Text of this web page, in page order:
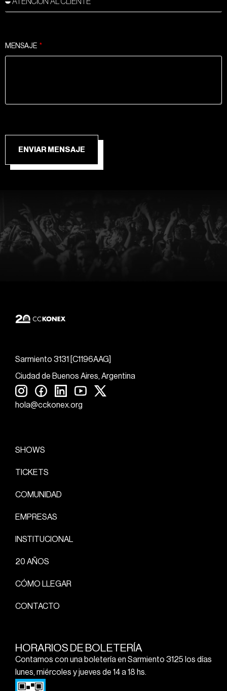
MENSAJE
ENVIAR MENSAJE
Sarmiento 3131 [C1196AAG]
Ciudad de Buenos Aires, Argentina
hola@cckonex.org
SHOWS
TICKETS
COMUNIDAD
EMPRESAS
INSTITUCIONAL
20 AÑOS
CÓMO LLEGAR
CONTACTO
HORARIOS DE BOLETERÍA
Contamos con una boletería en Sarmiento 3125 los días
lunes, miércoles y jueves de 14 a 18 hs.